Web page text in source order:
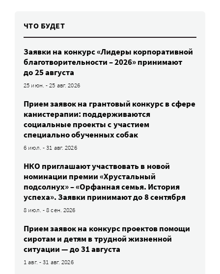
ЧТО БУДЕТ
Заявки на конкурс «Лидеры корпоративной
благотворительности – 2026» принимают
до 25 августа
25 июн. - 25 авг. 2026
Прием заявок на грантовый конкурс в сфере
канистерапии: поддерживаются
социальные проекты с участием
специально обученных собак
6 июл. - 31 авг. 2026
НКО приглашают участвовать в новой
номинации премии «Хрустальный
подсолнух» – «Орфанная семья. История
успеха». Заявки принимают до 8 сентября
8 июл. - 8 сен. 2026
Прием заявок на конкурс проектов помощи
сиротам и детям в трудной жизненной
ситуации — до 31 августа
1 авг. - 31 авг. 2026